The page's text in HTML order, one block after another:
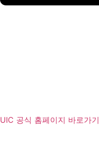
UIC 공식 홈페이지 바로가기